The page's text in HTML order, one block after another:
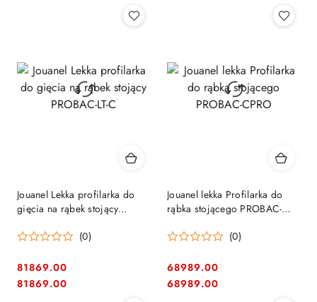
Jouanel Lekka profilarka do
gięcia na rąbek stojący
(0)
Cena:
81869.00
Cena:
81869.00
Jouanel lekka Profilarka do
rąbka stojącego PROBAC-
(0)
Cena:
68989.00
Cena:
68989.00